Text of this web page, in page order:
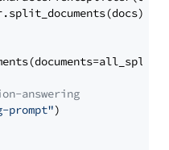
answering
prompt")